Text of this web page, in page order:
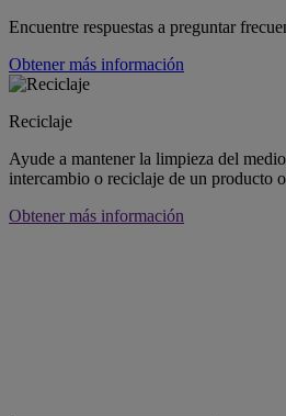
Encuentre respuestas a preguntar
Obtener más información
Reciclaje
Ayude a mantener la limpieza del
intercambio o reciclaje de un producto
Obtener más información